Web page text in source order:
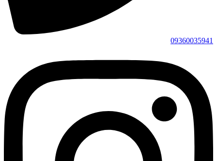
09360035941